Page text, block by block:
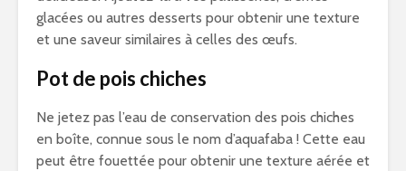
glacées ou autres desserts pour obtenir une texture
et une saveur similaires à celles des œufs.
Pot de pois chiches
Ne jetez pas l’eau de conservation des pois chiches
en boîte, connue sous le nom d’aquafaba ! Cette eau
peut être fouettée pour obtenir une texture aérée et